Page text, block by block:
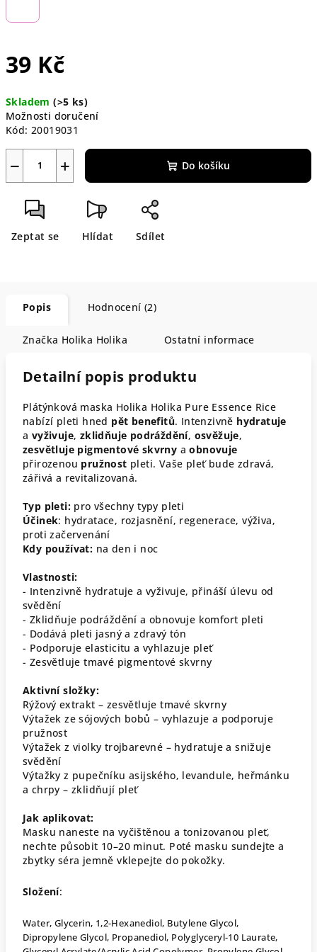
39 Kč
cena:
Skladem(>5 ks)
Možnosti doručení
Kód: 20019031
+
− Do košíku
Zeptat se Hlídat Sdílet
Popis Hodnocení (2)
Značka Holika Holika Ostatní informace
Detailní popis produktu
Plátýnková maska Holika Holika Pure Essence Rice
nabízí pleti hned pět benefitů. Intenzivně hydratuje
a vyživuje, zklidňuje podráždění, osvěžuje,
zesvětluje pigmentové skvrny aobnovuje
přirozenou pružnost pleti. Vaše pleť bude zdravá,
zářivá a revitalizovaná.
Typ pleti: pro všechny typy pleti
Účinek: hydratace, rozjasnění, regenerace, výživa,
proti začervenání
Kdy používat: na den i noc
Vlastnosti:
- Intenzivně hydratuje a vyživuje, přináší úlevu od
svědění
- Zklidňuje podráždění a obnovuje komfort pleti
- Dodává pleti jasný a zdravý tón
- Podporuje elasticitu a vyhlazuje pleť
- Zesvětluje tmavé pigmentové skvrny
Aktivní složky:
Rýžový extrakt – zesvětluje tmavé skvrny
Výtažek ze sójových bobů – vyhlazuje a podporuje
pružnost
Výtažek z violky trojbarevné – hydratuje a snižuje
svědění
Výtažky z pupečníku asijského, levandule, heřmánku
a chrpy – zklidňují pleť
Jak aplikovat:
Masku naneste na vyčištěnou a tonizovanou pleť,
nechte působit 10–20 minut. Poté masku sundejte a
zbytky séra jemně vklepejte do pokožky.
Složení:
Water, Glycerin, 1,2-Hexanediol, Butylene Glycol,
Dipropylene Glycol, Propanediol, Polyglyceryl-10 Laurate,